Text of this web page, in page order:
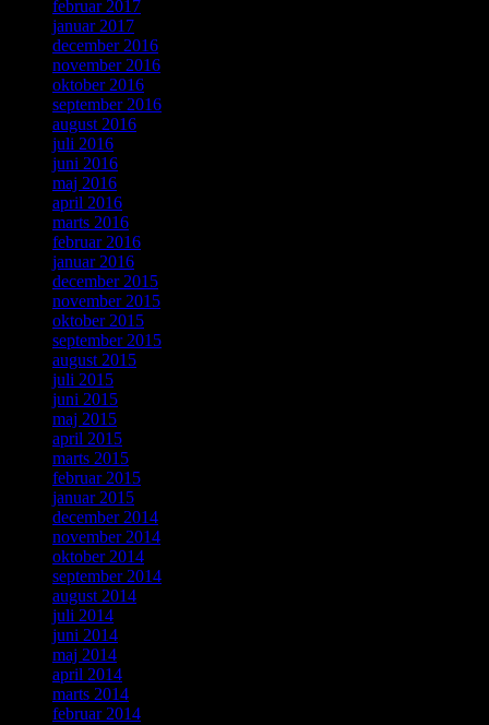
februar 2017
januar 2017
december 2016
november 2016
oktober 2016
september 2016
august 2016
juli 2016
juni 2016
maj 2016
april 2016
marts 2016
februar 2016
januar 2016
december 2015
november 2015
oktober 2015
september 2015
august 2015
juli 2015
juni 2015
maj 2015
april 2015
marts 2015
februar 2015
januar 2015
december 2014
november 2014
oktober 2014
september 2014
august 2014
juli 2014
juni 2014
maj 2014
april 2014
marts 2014
februar 2014